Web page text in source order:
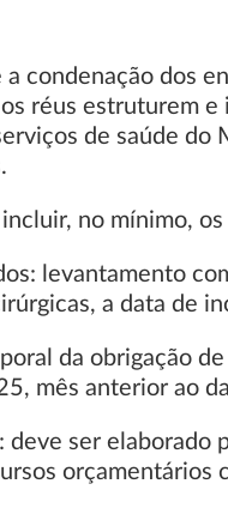
a condenação dos
réus estruturem e
de saúde do
no mínimo,
levantamento
a data de
da obrigação
mês anterior ao
deve ser elaborado
orçamentários